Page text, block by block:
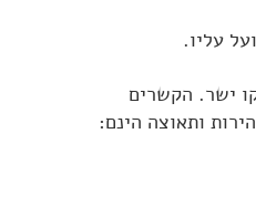
עליו.
ישר. הקשרים
ותאוצה הינם: